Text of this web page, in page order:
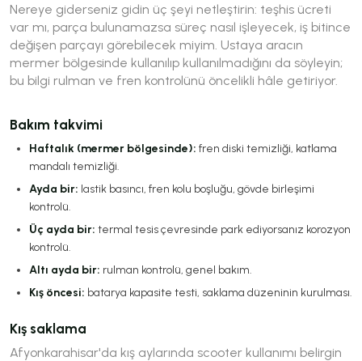
Nereye giderseniz gidin üç şeyi netleştirin: teşhis ücreti
var mı, parça bulunamazsa süreç nasıl işleyecek, iş bitince
değişen parçayı görebilecek miyim. Ustaya aracın
mermer bölgesinde kullanılıp kullanılmadığını da söyleyin;
bu bilgi rulman ve fren kontrolünü öncelikli hâle getiriyor.
Bakım takvimi
Haftalık (mermer bölgesinde): fren diski temizliği, katlama
mandalı temizliği.
Ayda bir: lastik basıncı, fren kolu boşluğu, gövde birleşimi
kontrolü.
Üç ayda bir: termal tesis çevresinde park ediyorsanız korozyon
kontrolü.
Altı ayda bir: rulman kontrolü, genel bakım.
Kış öncesi: batarya kapasite testi, saklama düzeninin kurulması.
Kış saklama
Afyonkarahisar'da kış aylarında scooter kullanımı belirgin